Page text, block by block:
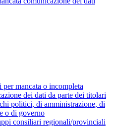
per mancata o incompleta
dei dati da parte dei titolari
politici, di amministrazione, di
o di governo
consiliari regionali/provinciali